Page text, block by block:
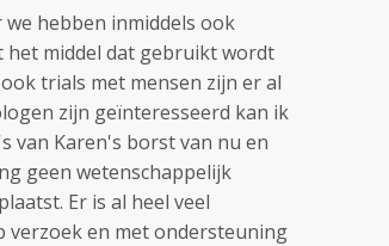
hebben inmiddels ook
het middel dat gebruikt wordt
trials met mensen zijn er al
zijn geïnteresseerd kan ik
van Karen's borst van nu en
geen wetenschappelijk
Er is al heel veel
verzoek en met ondersteuning